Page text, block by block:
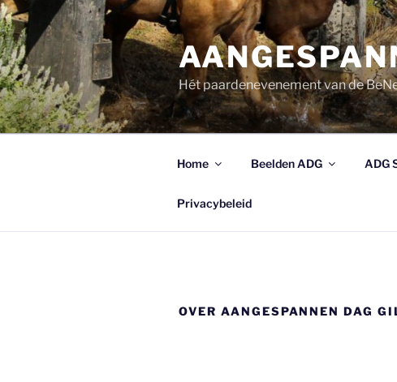
Ga
naar
de
inhoud
Hét paardenevenement van de
Home Beelden ADG ADG
Privacybeleid
OVER AANGESPANNEN DAG